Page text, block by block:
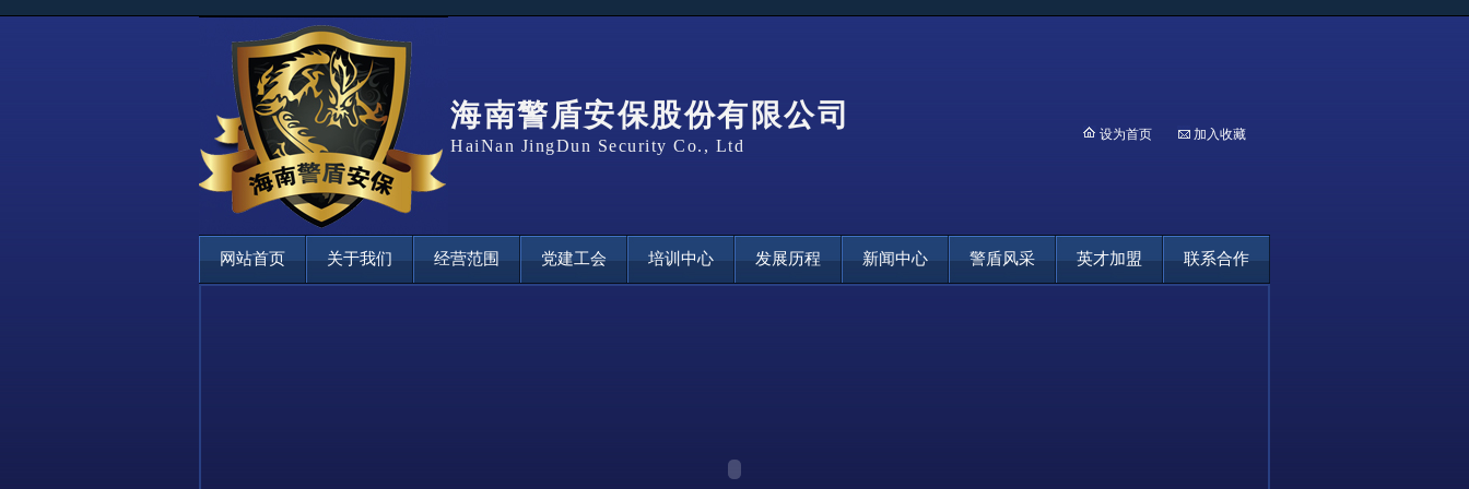
海南警盾安保股份有限公司
HaiNan JingDun Security Co., Ltd
设为首页 加入收藏
网站首页 关于我们 经营范围 党建工会 培训中心 发展历程 新闻中心 警盾风采 英才加盟 联系合作